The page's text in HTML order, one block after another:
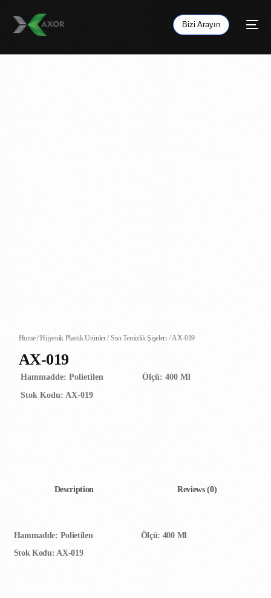
Bizi Arayın
Home/Hijyenik Plastik Ürünler/Sıvı Temizlik Şişeleri/ AX-019
AX-019
Hammadde: Polietilen
Ölçü: 400 Ml
Stok Kodu: AX-019
Description Reviews (0)
Hammadde: Polietilen
Ölçü: 400 Ml
Stok Kodu: AX-019